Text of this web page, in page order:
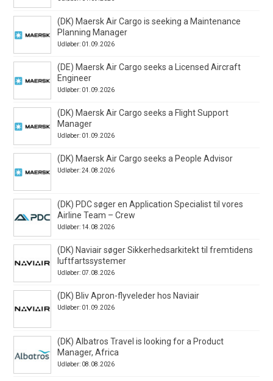
(DK) Maersk Air Cargo is seeking a Maintenance
Planning Manager
Udløber: 01.09.2026
(DE) Maersk Air Cargo seeks a Licensed Aircraft
Engineer
Udløber: 01.09.2026
(DK) Maersk Air Cargo seeks a Flight Support
Manager
Udløber: 01.09.2026
(DK) Maersk Air Cargo seeks a People Advisor
Udløber: 24.08.2026
(DK) PDC søger en Application Specialist til vores
Airline Team – Crew
Udløber: 14.08.2026
(DK) Naviair søger Sikkerhedsarkitekt til fremtidens
luftfartssystemer
Udløber: 07.08.2026
(DK) Bliv Apron-flyveleder hos Naviair
Udløber: 01.09.2026
(DK) Albatros Travel is looking for a Product
Manager, Africa
Udløber: 08.08.2026